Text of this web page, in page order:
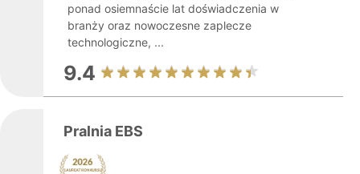
ponad osiemnaście lat doświadczenia w
branży oraz nowoczesne zaplecze
technologiczne, ...
9.4
Pralnia EBS